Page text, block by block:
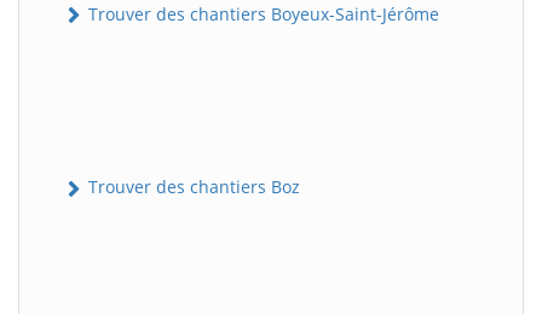
Trouver des chantiers Boyeux-Saint-Jérôme
Trouver des chantiers Boz